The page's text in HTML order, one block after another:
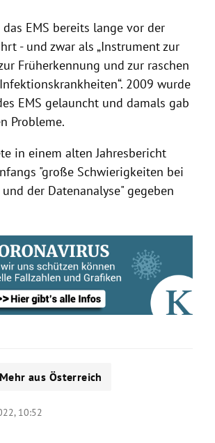
EMS bereits lange vor der
- und zwar als „Instrument zur
Früherkennung und zur raschen
2009 wurde
EMS gelauncht und damals gab
Probleme.
in einem alten Jahresbericht
"große Schwierigkeiten bei
der Datenanalyse" gegeben
Mehr aus Österreich
10:52